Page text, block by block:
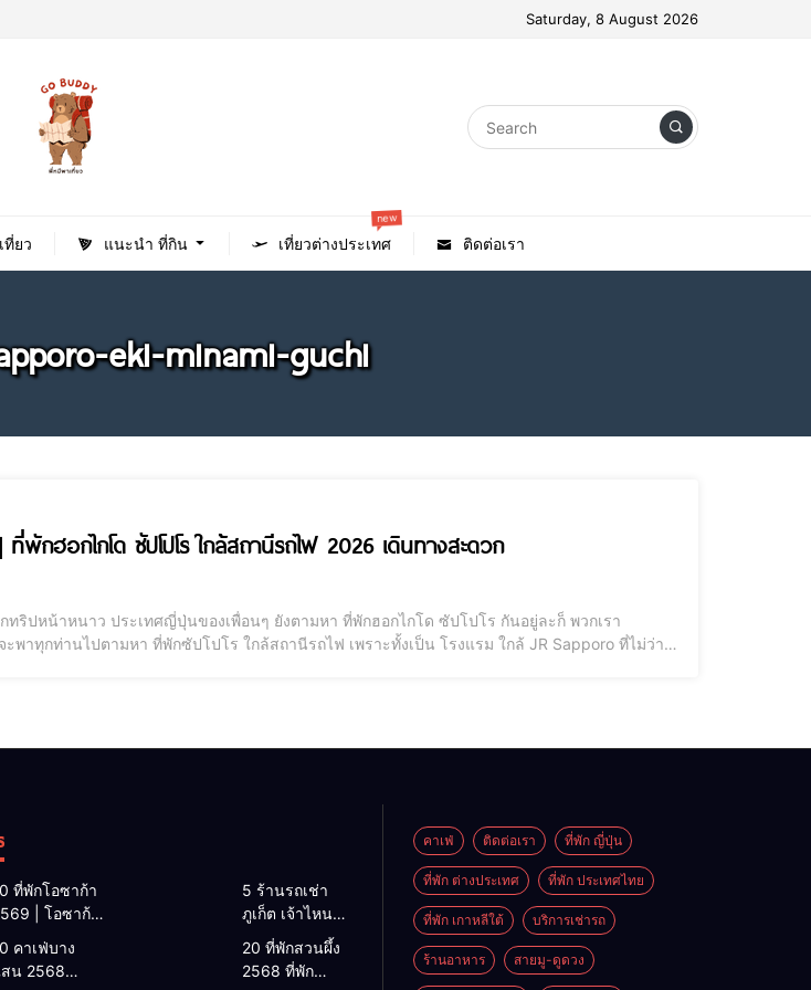
Saturday, 8 August 2026
ที่ยว แนะนำ ที่กิน เที่ยวต่างประเทศ
new
ติดต่อเรา
eki-minami-guchi
sapporo พักที่ไหนดี 2568 | ที่พักฮอกไกโด ซัปโปโร ใกล้สถานีรถไฟ 2026 เดินทางสะดวก
ริปหน้าหนาว ประเทศญี่ปุ่นของเพื่อนๆ ยังตามหา ที่พักฮอกไกโด ซัปโปโร กันอยู่ละก็ พวกเรา
ะพาทุกท่านไปตามหา ที่พักซัปโปโร ใกล้สถานีรถไฟ เพราะทั้งเป็น โรงแรม ใกล้ JR Sapporo ที่ไม่ว่า
ที่พักโอซาก้า
| โอซาก้า
งแรมโอซาก้า
ล้สถานีรถไฟ
5 ร้านรถเช่า
ภูเก็ต เจ้าไหนดี
2026 | แนะนำ
เช่ารถภูเก็ต
2568 รับรถ
คาเฟ่บาง
น 2568
20 ที่พักสวนผึ้ง
2568 ที่พัก
คาเฟ่ ติดต่อเรา ที่พัก ญี่ปุ่น
ที่พัก ต่างประเทศ ที่พัก ประเทศไทย
ที่พัก เกาหลีใต้ บริการเช่ารถ
ร้านอาหาร สายมู-ดูดวง